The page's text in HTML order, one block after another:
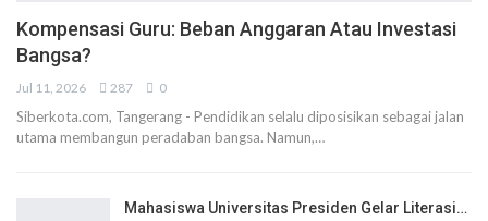
Kompensasi Guru: Beban Anggaran Atau Investasi
Bangsa?
Jul 11, 2026 287 0
Siberkota.com, Tangerang - Pendidikan selalu diposisikan sebagai jalan
utama membangun peradaban bangsa. Namun,…
Mahasiswa Universitas Presiden Gelar Literasi…